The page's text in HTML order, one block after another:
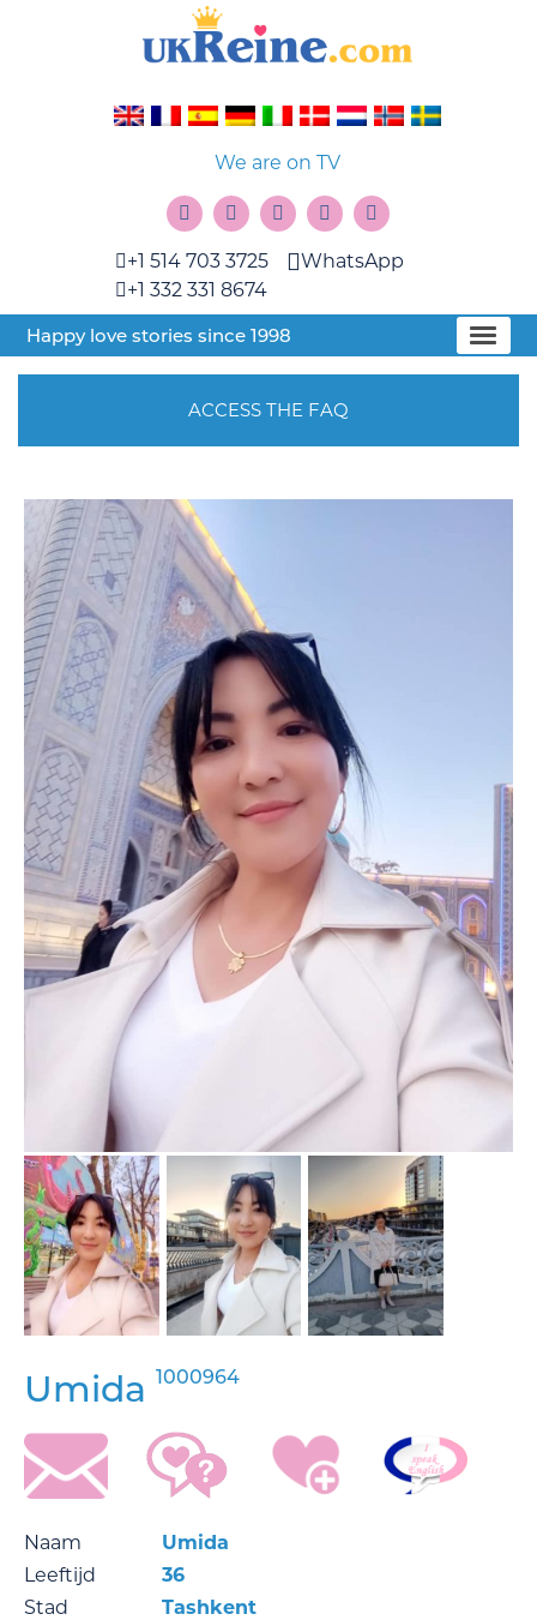
We are on TV
+1 514 703 3725
+1 332 331 8674
WhatsApp
Happy love stories since 1998
ACCESS THE FAQ
Umida 1000964
Naam
Umida
Leeftijd
36
Stad
Tashkent